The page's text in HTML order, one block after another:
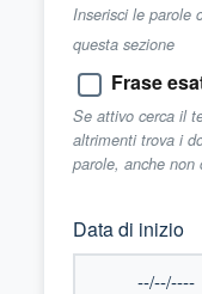
Inserisci le parole
questa sezione
Frase
Se attivo cerca il
altrimenti trova i
parole, anche non
Data di inizio